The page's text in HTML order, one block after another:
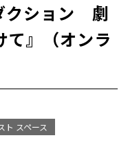
クション 劇
』（オンラ
ト スペース